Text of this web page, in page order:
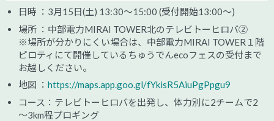
日時 ：3月15日(土) 13:30～15:00 (受付開始13:00～)
場所 ：中部電力MIRAI TOWER北のテレビトーヒロバ②
※場所が分かりにくい場合は、中部電力MIRAI TOWER１階
ピロティにて開催しているちゅうでんecoフェスの受付まで
お越しください。
地図 ： https://maps.app.goo.gl/fYkisR5AiuPgPpgu9
コース：テレビトーヒロバを出発し、体力別に2チームで2
～3km程プロギング